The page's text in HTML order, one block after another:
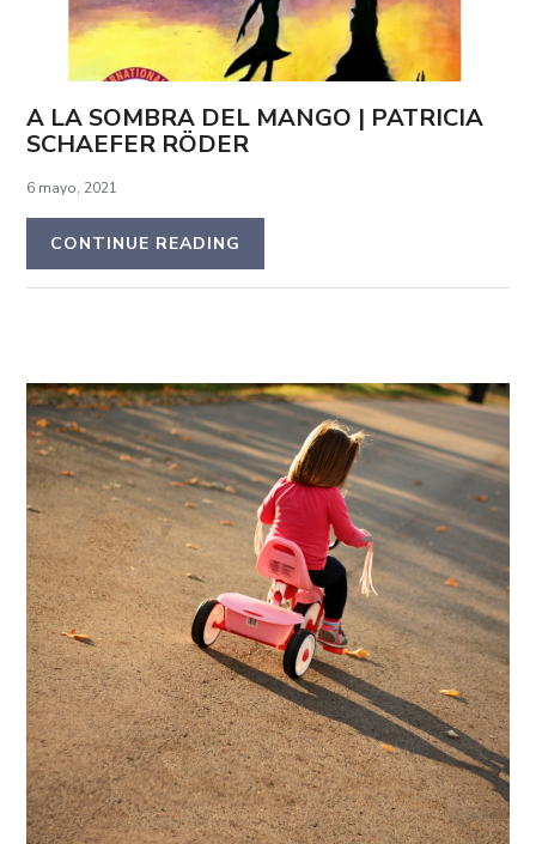
A LA SOMBRA DEL MANGO | PATRICIA
SCHAEFER RÖDER
6 mayo, 2021
CONTINUE READING